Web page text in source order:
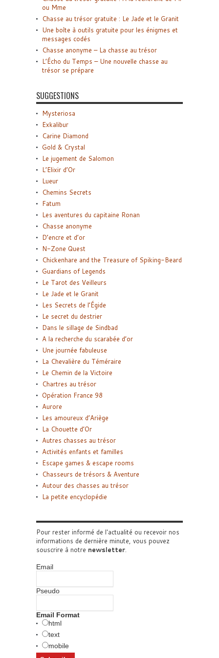
ou Mme
Chasse au trésor gratuite : Le Jade et le Granit
Une boîte à outils gratuite pour les énigmes et
messages codés
Chasse anonyme – La chasse au trésor
L’Écho du Temps – Une nouvelle chasse au
trésor se prépare
SUGGESTIONS
Mysteriosa
Exkalibur
Carine Diamond
Gold & Crystal
Le jugement de Salomon
L’Elixir d’Or
Lueur
Chemins Secrets
Fatum
Les aventures du capitaine Ronan
Chasse anonyme
D’encre et d’or
N-Zone Quest
Chickenhare and the Treasure of Spiking-Beard
Guardians of Legends
Le Tarot des Veilleurs
Le Jade et le Granit
Les Secrets de l’Égide
Le secret du destrier
Dans le sillage de Sindbad
A la recherche du scarabée d’or
Une journée fabuleuse
La Chevalière du Téméraire
Le Chemin de la Victoire
Chartres au trésor
Opération France 98
Aurore
Les amoureux d’Ariège
La Chouette d’Or
Autres chasses au trésor
Activités enfants et familles
Escape games & escape rooms
Chasseurs de trésors & Aventure
Autour des chasses au trésor
La petite encyclopédie
Pour rester informé de l'actualité ou recevoir nos
informations de dernière minute, vous pouvez
souscrire à notre newsletter.
Email
Pseudo
Email Format
html
text
mobile